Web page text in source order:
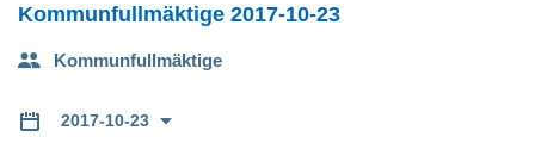
Kommunfullmäktige 2017-10-23
Kommunfullmäktige
2017-10-23